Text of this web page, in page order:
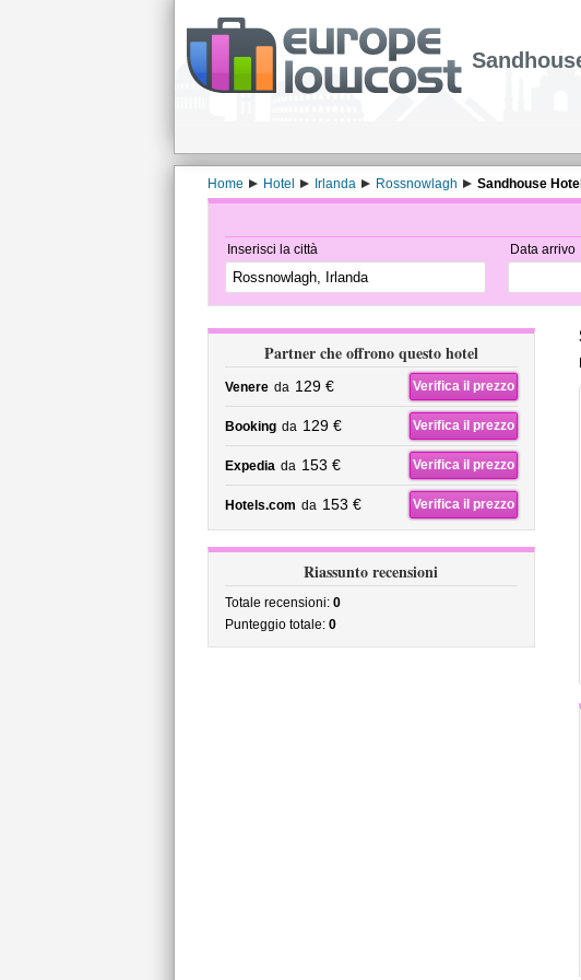
Home Hotel Irlanda Rossnowlagh Sandhouse
Inserisci la città Data arrivo
Partner che offrono questo hotel
Venere da 129 € Verifica il prezzo
Booking da 129 € Verifica il prezzo
Expedia da 153 € Verifica il prezzo
Hotels.com da 153 € Verifica il prezzo
Riassunto recensioni
Totale recensioni: 0
Punteggio totale: 0